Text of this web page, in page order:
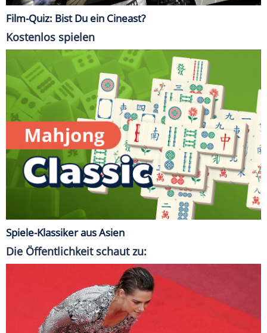
Film-Quiz: Bist Du ein Cineast?
Kostenlos spielen
Spiele-Klassiker aus Asien
Die Öffentlichkeit schaut zu: